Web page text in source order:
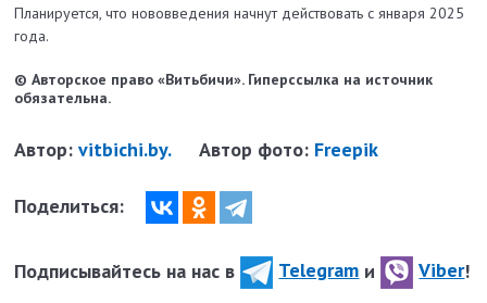
Планируется, что нововведения начнут действовать с января 2025
года.
© Авторское право «Витьбичи». Гиперссылка на источник
обязательна.
Автор:vitbichi.by. Автор фото: Freepik
Поделиться:
Подписывайтесь на нас в Telegram и Viber!